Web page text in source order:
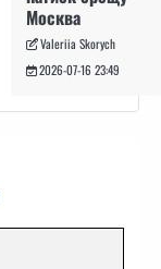
Москва
Valeriia Skorych
2026-07-16 23:49